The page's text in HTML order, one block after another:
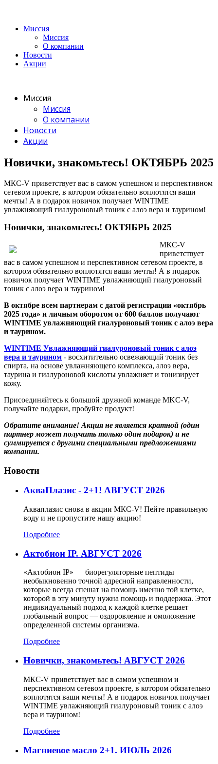
Миссия
Миссия
О компании
Новости
Акции
Миссия
Миссия
О компании
Новости
Акции
Новички, знакомьтесь! ОКТЯБРЬ 2025
МКС-V приветствует вас в самом успешном и перспективном
сетевом проекте, в котором обязательно воплотятся ваши
мечты! А в подарок новичок получает WINTIME
увлажняющий гиалуроновый тоник с алоэ вера и таурином!
Новички, знакомьтесь! ОКТЯБРЬ 2025
МКС-V
приветствует
вас в самом успешном и перспективном сетевом проекте, в
котором обязательно воплотятся ваши мечты! А в подарок
новичок получает WINTIME увлажняющий гиалуроновый
тоник с алоэ вера и таурином!
В октябре всем партнерам с датой регистрации «октябрь
2025 года» и личным оборотом от 600 баллов получают
WINTIME увлажняющий гиалуроновый тоник с алоэ вера
и таурином.
WINTIME Увлажняющий гиалуроновый тоник с алоэ
вера и таурином - восхитительно освежающий тоник без
спирта, на основе увлажняющего комплекса, алоэ вера,
таурина и гиалуроновой кислоты увлажняет и тонизирует
кожу.
Присоединяйтесь к большой дружной команде MKC-V,
получайте подарки, пробуйте продукт!
Обратите внимание! Акция не является кратной (один
партнер может получить только один подарок) и не
суммируется с другими специальными предложениями
компании.
Новости
АкваПлазис - 2+1! АВГУСТ 2026
Акваплазис снова в акции МКС-V! Пейте правильную
воду и не пропустите нашу акцию!
Подробнее
Актобион IP. АВГУСТ 2026
«Актобион IP» — биорегуляторные пептиды
необыкновенно точной адресной направленности,
которые всегда спешат на помощь именно той клетке,
которой в эту минуту нужна помощь и поддержка. Этот
индивидуальный подход к каждой клетке решает
глобальный вопрос — оздоровление и омоложение
определенной системы организма.
Подробнее
Новички, знакомьтесь! АВГУСТ 2026
МКС-V приветствует вас в самом успешном и
перспективном сетевом проекте, в котором обязательно
воплотятся ваши мечты! А в подарок новичок получает
WINTIME увлажняющий гиалуроновый тоник с алоэ
вера и таурином!
Подробнее
Магниевое масло 2+1. ИЮЛЬ 2026